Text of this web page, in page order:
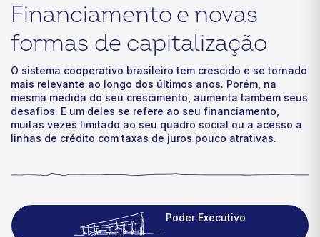
Financiamento e novas
formas de capitalização
O sistema cooperativo brasileiro tem crescido e se tornado
mais relevante ao longo dos últimos anos. Porém, na
mesma medida do seu crescimento, aumenta também seus
desafios. E um deles se refere ao seu financiamento,
muitas vezes limitado ao seu quadro social ou a acesso a
linhas de crédito com taxas de juros pouco atrativas.
Poder Executivo